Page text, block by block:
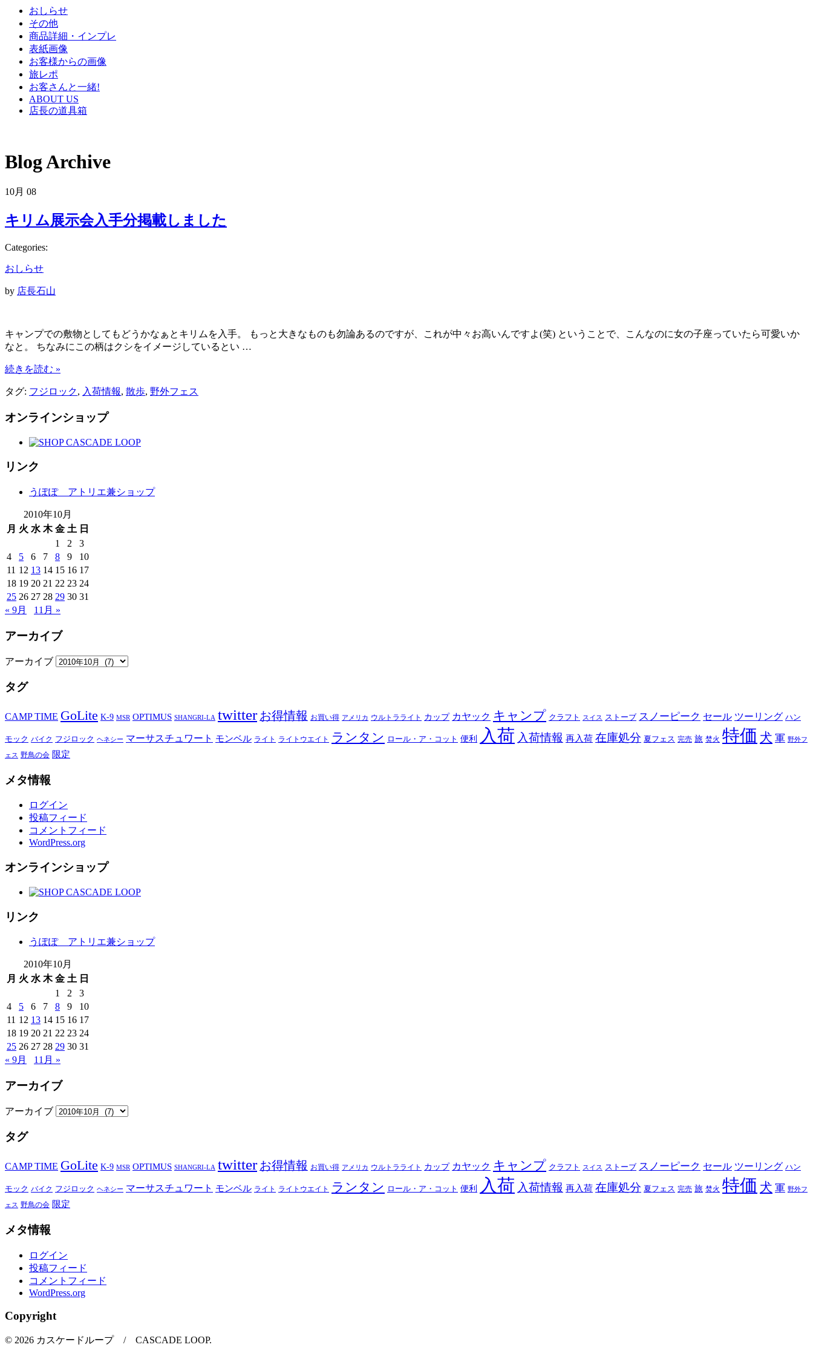
おしらせ
その他
商品詳細・インプレ
表紙画像
お客様からの画像
旅レポ
お客さんと一緒!
ABOUT US
店長の道具箱
Blog Archive
10月 08
キリム展示会入手分掲載しました
Categories:
おしらせ
by 店長石山
キャンプでの敷物としてもどうかなぁとキリムを入手。 もっと大きなものも勿論あるのですが、これが中々お高いんですよ(笑) ということで、こんなのに女の子座っていたら可愛いか
なと。 ちなみにこの柄はクシをイメージしているとい …
続きを読む »
タグ: フジロック, 入荷情報, 散歩, 野外フェス
オンラインショップ
リンク
うぽぽ アトリエ兼ショップ
2010年10月
月 火 水 木 金 土 日
1
2
3
4
5 6 7 8 9
10
11 12 13 14 15 16 17
18 19 20 21 22 23 24
25 26 27 28 29 30 31
« 9月
11月 »
アーカイブ
アーカイブ
タグ
CAMP TIME GoLite K-9 MSR OPTIMUS SHANGRI-LA twitter お得情報 お買い得 アメリカ ウルトラライト カップ カヤック キャンプ クラフト スイス ストーブ スノーピーク セール ツーリング ハン
モック バイク フジロック ヘネシー マーサスチュワート モンベル ライト ライトウエイト ランタン ロール・ア・コット 便利 入荷 入荷情報 再入荷 在庫処分 夏フェス 完売 旅 焚火 特価 犬 軍 野外フ
ェス 野鳥の会 限定
メタ情報
ログイン
投稿フィード
コメントフィード
WordPress.org
オンラインショップ
リンク
うぽぽ アトリエ兼ショップ
2010年10月
月 火 水 木 金 土 日
1
2
3
4
5 6 7 8 9
10
11 12 13 14 15 16 17
18 19 20 21 22 23 24
25 26 27 28 29 30 31
« 9月
11月 »
アーカイブ
アーカイブ
タグ
CAMP TIME GoLite K-9 MSR OPTIMUS SHANGRI-LA twitter お得情報 お買い得 アメリカ ウルトラライト カップ カヤック キャンプ クラフト スイス ストーブ スノーピーク セール ツーリング ハン
モック バイク フジロック ヘネシー マーサスチュワート モンベル ライト ライトウエイト ランタン ロール・ア・コット 便利 入荷 入荷情報 再入荷 在庫処分 夏フェス 完売 旅 焚火 特価 犬 軍 野外フ
ェス 野鳥の会 限定
メタ情報
ログイン
投稿フィード
コメントフィード
WordPress.org
Copyright
© 2026 カスケードループ / CASCADE LOOP.